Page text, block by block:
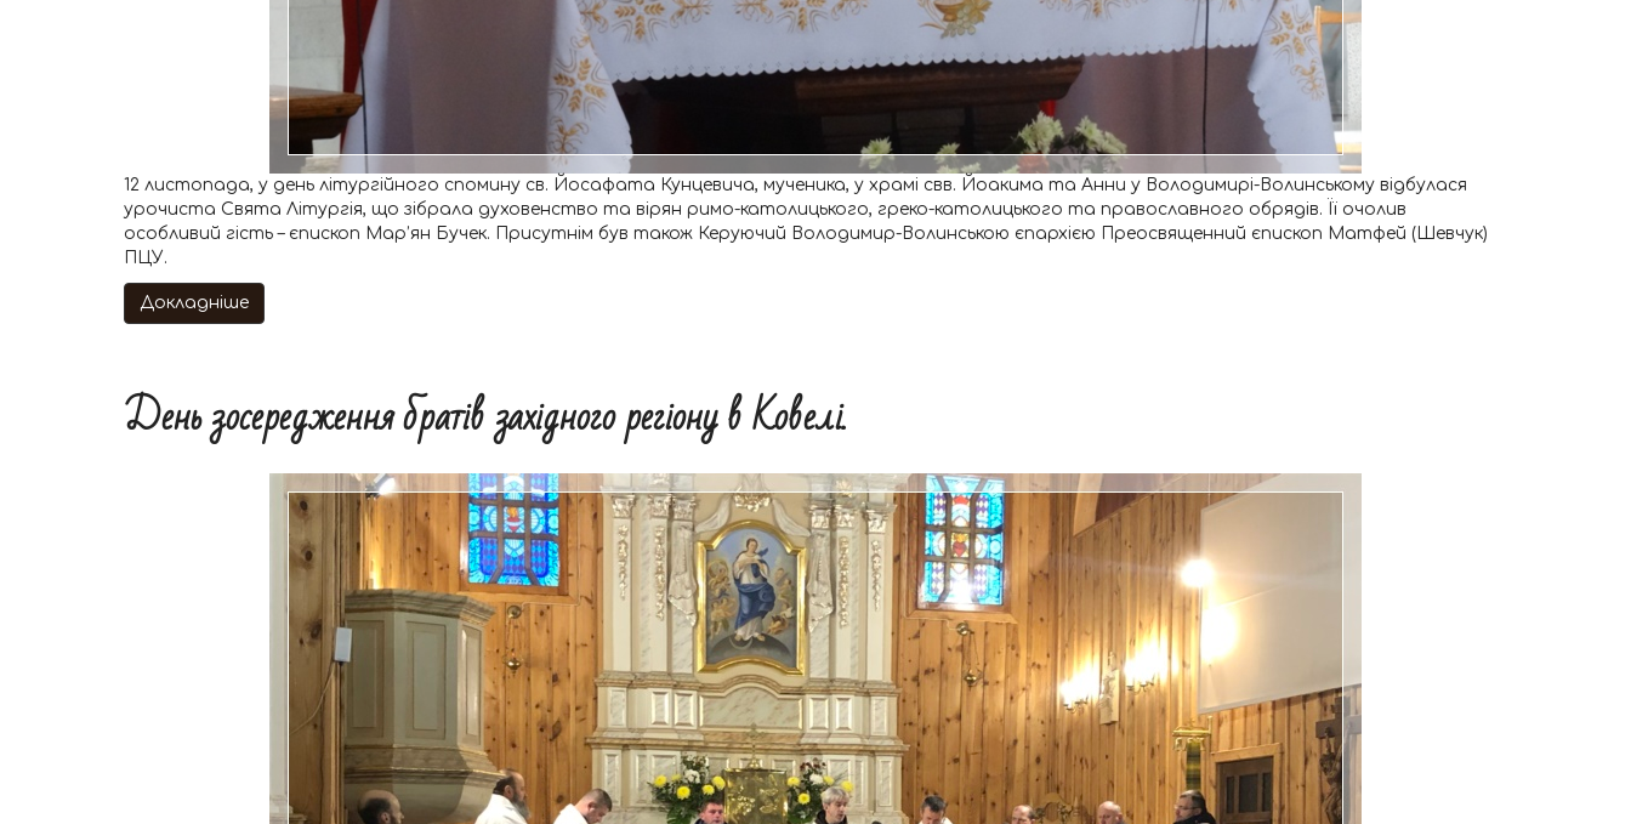
12 листопада, у день літургійного спомину св. Йосафата Кунцевича, мученика, у храмі свв. Йоакима та Анни у Володимирі-Волинському відбулася
урочиста Свята Літургія, що зібрала духовенство та вірян римо-католицького, греко-католицького та православного обрядів. Її очолив
особливий гість – єпископ Мар’ян Бучек. Присутнім був також Керуючий Володимир-Волинською єпархією Преосвященний єпископ Матфей (Шевчук)
ПЦУ.
Докладніше
День зосередження братів західного регіону в Ковелі.